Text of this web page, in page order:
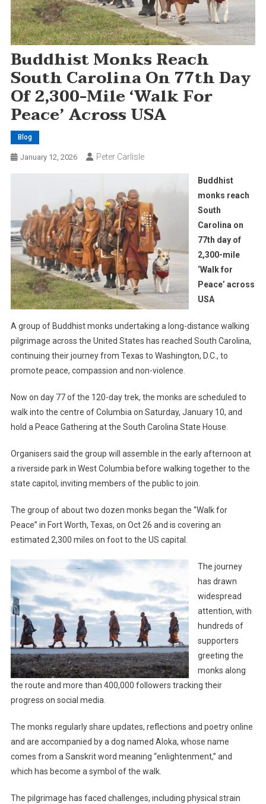
Buddhist Monks Reach
South Carolina On 77th Day
Of 2,300-Mile ‘Walk For
Peace’ Across USA
Blog
January 12, 2026 Peter Carlisle
Buddhist
monks reach
South
Carolina on
77th day of
2,300-mile
‘Walk for
Peace’ across
USA
A group of Buddhist monks undertaking a long-distance walking
pilgrimage across the United States has reached South Carolina,
continuing their journey from Texas to Washington, D.C., to
promote peace, compassion and non-violence.
Now on day 77 of the 120-day trek, the monks are scheduled to
walk into the centre of Columbia on Saturday, January 10, and
hold a Peace Gathering at the South Carolina State House.
Organisers said the group will assemble in the early afternoon at
a riverside park in West Columbia before walking together to the
state capitol, inviting members of the public to join.
The group of about two dozen monks began the “Walk for
Peace” in Fort Worth, Texas, on Oct 26 and is covering an
estimated 2,300 miles on foot to the US capital.
The journey
has drawn
widespread
attention, with
hundreds of
supporters
greeting the
monks along
the route and more than 400,000 followers tracking their
progress on social media.
The monks regularly share updates, reflections and poetry online
and are accompanied by a dog named Aloka, whose name
comes from a Sanskrit word meaning “enlightenment,” and
which has become a symbol of the walk.
The pilgrimage has faced challenges, including physical strain